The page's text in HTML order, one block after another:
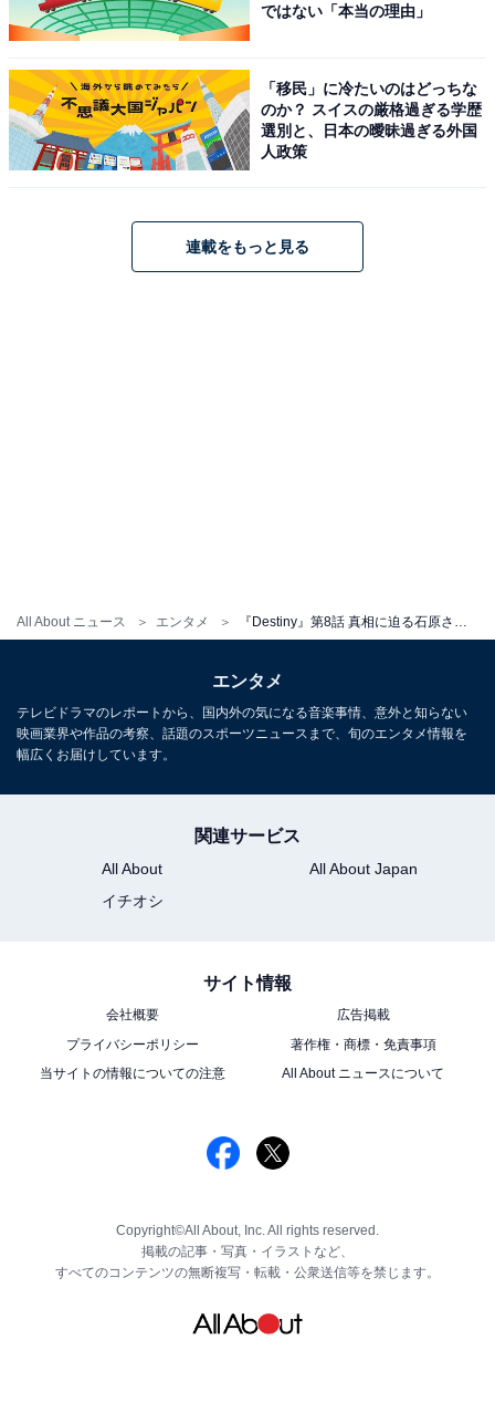
All About ニュース エンタメ 『Destiny』第8話 真相に迫る石原さとみ“奏”&亀梨和也“真樹”、運命的な恋の決着に「待ちきれない」
ではない「本当の理由」
「移民」に冷たいのはどっちな
のか？ スイスの厳格過ぎる学歴
選別と、日本の曖昧過ぎる外国
人政策
連載をもっと見る
エンタメ
テレビドラマのレポートから、国内外の気になる音楽事情、意外と知らない
映画業界や作品の考察、話題のスポーツニュースまで、旬のエンタメ情報を
幅広くお届けしています。
関連サービス
All About
All About Japan
イチオシ
サイト情報
会社概要
広告掲載
プライバシーポリシー
著作権・商標・免責事項
当サイトの情報についての注意
All About ニュースについて
Copyright©All About, Inc. All rights reserved.
掲載の記事・写真・イラストなど、
すべてのコンテンツの無断複写・転載・公衆送信等を禁じます。